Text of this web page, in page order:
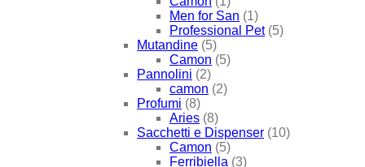
Men for San (1)
Professional Pet (5)
Mutandine (5)
Camon (5)
Pannolini (2)
camon (2)
Profumi (8)
Aries (8)
Sacchetti e Dispenser (10)
Camon (5)
Ferribiella (3)